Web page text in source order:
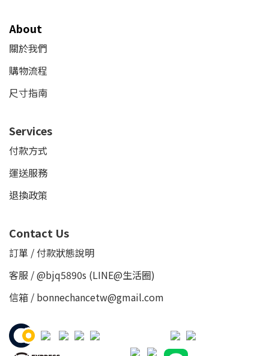
About
關於我們
購物流程
尺寸指南
Services
付款方式
運送服務
退換政策
Contact Us
訂單 / 付款狀態說明
客服 /@bjq5890s (LINE@生活圈)
信箱 / bonnechancetw@gmail.com